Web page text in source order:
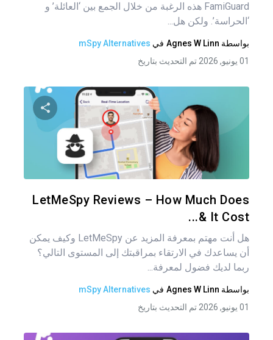
FamiGuard هذه الرغبة من خلال الجمع بين ‘العائلة’ و
‘الحراسة’. ولكن هل...
بواسطة Agnes W Linn في mSpy Alternatives
01 يونيو, 2026 تم التحديث بتاريخ
LetMeSpy Reviews – How Much Does
It Cost &...
هل أنت مهتم بمعرفة المزيد عن LetMeSpy وكيف يمكن
أن يساعدك في الارتقاء بمراقبتك إلى المستوى التالي؟
ربما لديك فضول لمعرفة...
بواسطة Agnes W Linn في mSpy Alternatives
01 يونيو, 2026 تم التحديث بتاريخ